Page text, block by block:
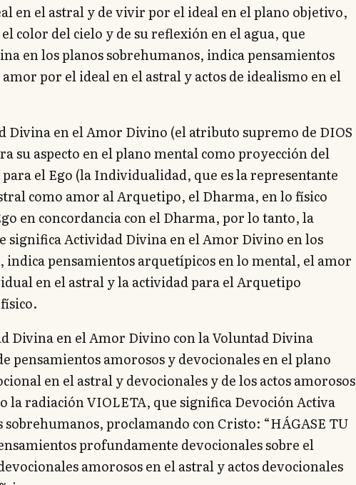
en el astral y de vivir por el ideal en el plano objetivo,
color del cielo y de su reflexión en el agua, que
en los planos sobrehumanos, indica pensamientos
por el ideal en el astral y actos de idealismo en el
Divina en el Amor Divino (el atributo supremo de DIOS
su aspecto en el plano mental como proyección del
el Ego (la Individualidad, que es la representante
como amor al Arquetipo, el Dharma, en lo físico
en concordancia con el Dharma, por lo tanto, la
significa Actividad Divina en el Amor Divino en los
indica pensamientos arquetípicos en lo mental, el amor
en el astral y la actividad para el Arquetipo
Divina en el Amor Divino con la Voluntad Divina
pensamientos amorosos y devocionales en el plano
en el astral y devocionales y de los actos amorosos
la radiación VIOLETA, que significa Devoción Activa
sobrehumanos, proclamando con Cristo: “HÁGASE TU
profundamente devocionales sobre el
amorosos en el astral y actos devocionales